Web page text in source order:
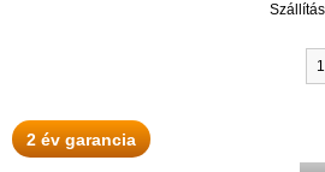
2 év garancia